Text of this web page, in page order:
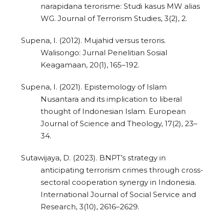
narapidana terorisme: Studi kasus MW alias
WG. Journal of Terrorism Studies, 3(2), 2.
Supena, I. (2012). Mujahid versus teroris.
Walisongo: Jurnal Penelitian Sosial
Keagamaan, 20(1), 165–192.
Supena, I. (2021). Epistemology of Islam
Nusantara and its implication to liberal
thought of Indonesian Islam. European
Journal of Science and Theology, 17(2), 23–
34.
Sutawijaya, D. (2023). BNPT’s strategy in
anticipating terrorism crimes through cross-
sectoral cooperation synergy in Indonesia.
International Journal of Social Service and
Research, 3(10), 2616–2629.